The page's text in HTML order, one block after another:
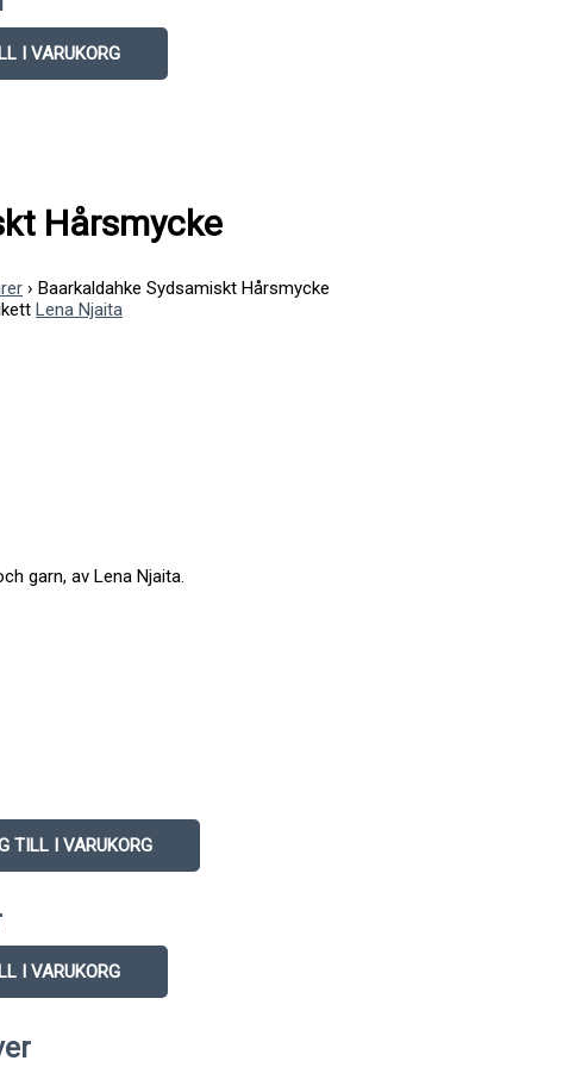
I VARUKORG
Hårsmycke
› Baarkaldahke Sydsamiskt Hårsmycke
Lena Njaita
garn, av Lena Njaita.
TILL I VARUKORG
I VARUKORG